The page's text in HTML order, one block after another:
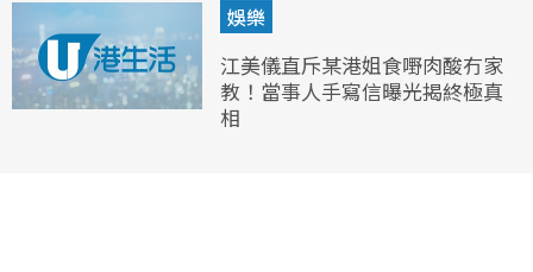
娛樂
江美儀直斥某港姐食嘢肉酸冇家
教！當事人手寫信曝光揭終極真
相